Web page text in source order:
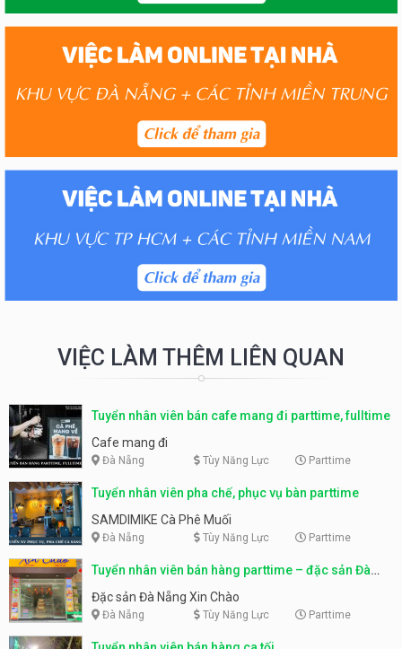
VIỆC LÀM THÊM LIÊN QUAN
Tuyển nhân viên bán cafe mang đi parttime, fulltime
Cafe mang đi
Đà Nẵng Tùy Năng Lực Parttime
Tuyển nhân viên pha chế, phục vụ bàn parttime
SAMDIMIKE Cà Phê Muối
Đà Nẵng Tùy Năng Lực Parttime
Tuyển nhân viên bán hàng parttime – đặc sản Đà
Nẵng
Đặc sản Đà Nẵng Xin Chào
Đà Nẵng Tùy Năng Lực Parttime